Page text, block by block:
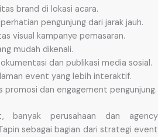
brand di lokasi acara.
pengunjung dari jarak jauh.
visual kampanye pemasaran.
mudah dikenali.
dan publikasi media sosial.
event yang lebih interaktif.
promosi dan engagement pengunjung.
banyak perusahaan dan agency
sebagai bagian dari strategi event